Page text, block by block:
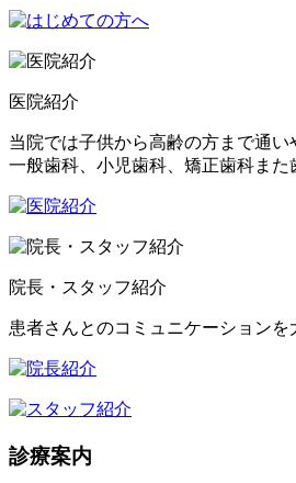
医院紹介
当院では子供から高齢の方まで通い
一般歯科、小児歯科、矯正歯科また
院長・スタッフ紹介
患者さんとのコミュニケーション
診療案内